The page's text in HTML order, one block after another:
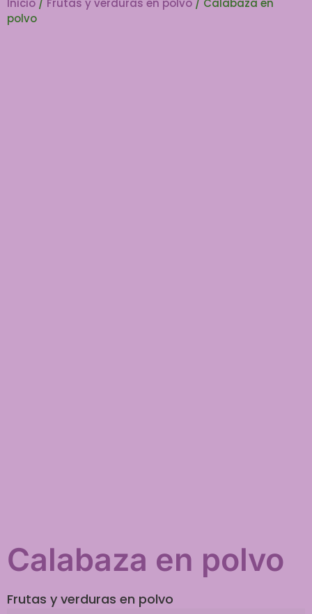
polvo
Calabaza en polvo
Frutas y verduras en polvo